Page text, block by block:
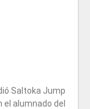
Saltoka Jump
alumnado del